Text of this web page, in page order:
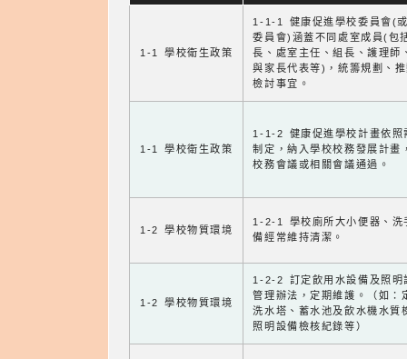
1-1 學校衛生政策
1-1-1 健康促進學校委員會(
委員會)涵蓋不同處室成員(包
長、處室主任、組長、護理師
與家長代表等)，統籌規劃、
檢討事宜。
1-1 學校衛生政策
1-1-2 健康促進學校計畫依照
制定，納入學校校務發展計畫
校務會議或相關會議通過。
1-2 學校物質環境
1-2-1 學校廁所大小便器、洗
備經常維持清潔。
1-2 學校物質環境
1-2-2 訂定飲用水設備及照明
管理辦法，定期維護。（如：
洗水塔、蓄水池及飲水機水質
照明設備檢核紀錄等）